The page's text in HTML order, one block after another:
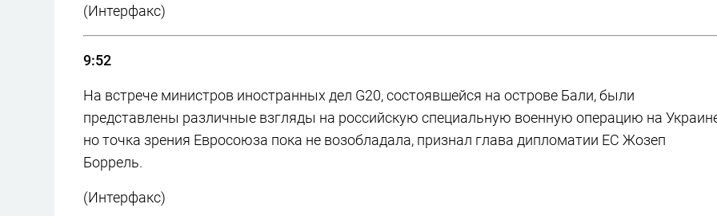
(Интерфакс)
9:52
На встрече министров иностранных дел G20, состоявшейся на острове Бали, были
представлены различные взгляды на российскую специальную военную операцию на
но точка зрения Евросоюза пока не возобладала, признал глава дипломатии ЕС Жозеп
Боррель.
(Интерфакс)